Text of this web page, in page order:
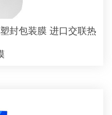
封包装膜 进口交联热